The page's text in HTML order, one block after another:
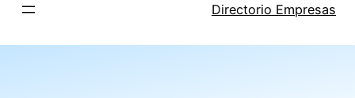
Saltar
Directorio Empresas